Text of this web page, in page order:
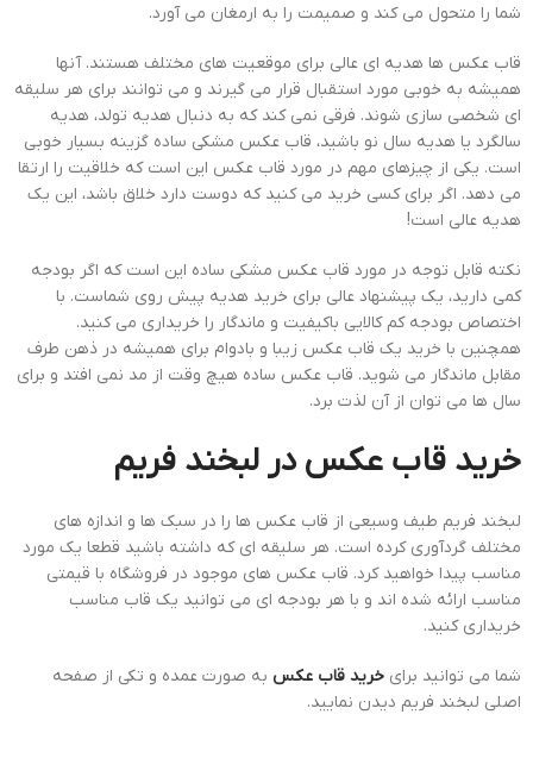
شما را متحول می کند و صمیمت را به ارمغان می آورد.
قاب عکس ها هدیه ای عالی برای موقعیت های مختلف هستند. آنها
همیشه به خوبی مورد استقبال قرار می گیرند و می توانند برای هر سلیقه
ای شخصی سازی شوند. فرقی نمی کند که به دنبال هدیه تولد، هدیه
سالگرد یا هدیه سال نو باشید، قاب عکس مشکی ساده گزینه بسیار خوبی
است. یکی از چیزهای مهم در مورد قاب عکس این است که خلاقیت را ارتقا
می دهد. اگر برای کسی خرید می کنید که دوست دارد خلاق باشد، این یک
هدیه عالی است!
نکته قابل توجه در مورد قاب عکس مشکی ساده این است که اگر بودجه
کمی دارید، یک پیشنهاد عالی برای خرید هدیه پیش روی شماست. با
اختصاص بودجه کم کالایی باکیفیت و ماندگار را خریداری می کنید.
همچنین با خرید یک قاب عکس زیبا و بادوام برای همیشه در ذهن طرف
مقابل ماندگار می شوید. قاب عکس ساده هیچ وقت از مد نمی افتد و برای
سال ها می توان از آن لذت برد.
خرید قاب عکس در لبخند فریم
لبخند فریم طیف وسیعی از قاب عکس ها را در سبک ها و اندازه های
مختلف گردآوری کرده است. هر سلیقه ای که داشته باشید قطعا یک مورد
مناسب پیدا خواهید کرد. قاب عکس های موجود در فروشگاه با قیمتی
مناسب ارائه شده اند و با هر بودجه ای می توانید یک قاب مناسب
خریداری کنید.
شما می توانید برای خرید قاب عکس به صورت عمده و تکی از صفحه
اصلی لبخند فریم دیدن نمایید.